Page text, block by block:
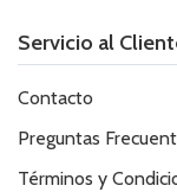
Servicio al
Contacto
Preguntas
Términos y